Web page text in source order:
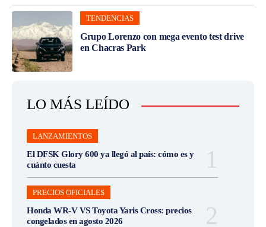
TENDENCIAS
Grupo Lorenzo con mega evento test drive
en Chacras Park
LO MÁS LEÍDO
LANZAMIENTOS
El DFSK Glory 600 ya llegó al país: cómo es y
cuánto cuesta
PRECIOS OFICIALES
Honda WR-V VS Toyota Yaris Cross: precios
congelados en agosto 2026